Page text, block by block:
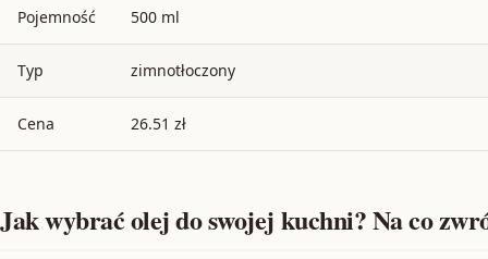
Pojemność 500 ml
Typ zimnotłoczony
Cena 26.51 zł
Jak wybrać olej do swojej kuchni? Na co